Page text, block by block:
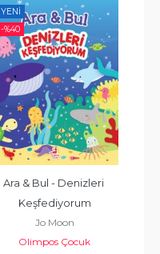
YENI
-%40
Ara & Bul - Denizleri
Keşfediyorum
Jo Moon
Olimpos Çocuk